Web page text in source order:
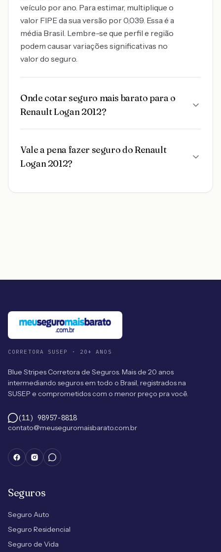
veículo por ano. Para estimar, multiplique o
valor FIPE da sua versão por 0,039. Essa é a
média Brasil. Lembre-se que perfil e região
podem causar variações significativas no
valor do seguro.
Onde cotar seguro mais barato para o
Renault Logan 2012?
Vale a pena fazer seguro do Renault
Logan 2012?
CORRETORA SUSEP · 20+ ANOS
Blue Stripes Corretora de Seguros. Mais de 20 anos
intermediando seguros em todo o Brasil, registrados na
SUSEP e comprometidos com o menor preço pra você.
(11) 98957-8818
contato@meuseguromaisbarato.com.br
Seguros
Seguro Auto
Seguro Residencial
Seguro de Vida